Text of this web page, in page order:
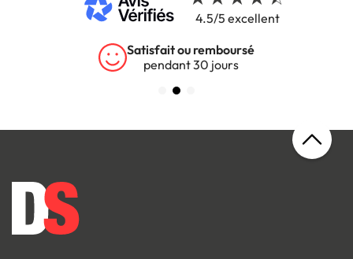
4.5/5 excellent
Satisfait ou remboursé
pendant 30 jours